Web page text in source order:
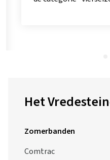
Zomerbanden
Comtrac